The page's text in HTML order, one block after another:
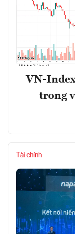
VN-
trong
Tài chính